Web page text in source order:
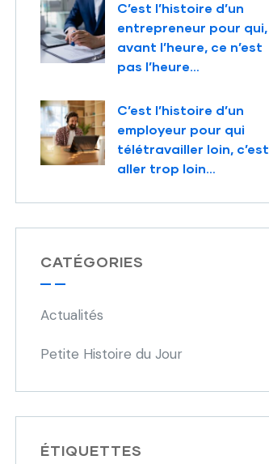
C’est l’histoire d’un
entrepreneur pour qui,
avant l’heure, ce n’est
pas l’heure…
C’est l’histoire d’un
employeur pour qui
télétravailler loin, c’est
aller trop loin…
CATÉGORIES
Actualités
Petite Histoire du Jour
ÉTIQUETTES